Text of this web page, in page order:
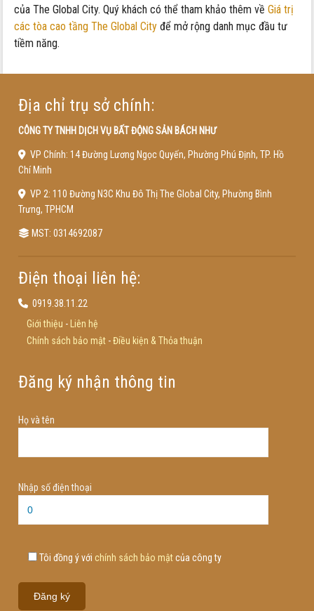
của The Global City. Quý khách có thể tham khảo thêm vềGiá trị
các tòa cao tầng The Global City để mở rộng danh mục đầu tư
tiềm năng.
Địa chỉ trụ sở chính:
CÔNG TY TNHH DỊCH VỤ BẤT ĐỘNG SẢN BÁCH NHƯ
VP Chính: 14 Đường Lương Ngọc Quyến, Phường Phú Định, TP. Hồ
Chí Minh
VP 2: 110 Đường N3C Khu Đô Thị The Global City, Phường Bình
Trưng, TPHCM
MST: 0314692087
Điện thoại liên hệ:
0919.38.11.22
Giới thiệu -
Liên hệ
Chính sách bảo mật-Điều kiện & Thỏa thuận
Đăng ký nhận thông tin
Họ và tên
Nhập số điện thoại
Tôi đồng ý với chính sách bảo mậtcủa công ty